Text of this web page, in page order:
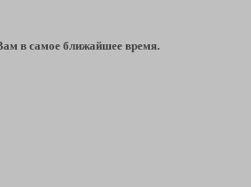
в самое ближайшее время.